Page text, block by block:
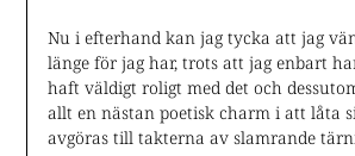
Nu i efterhand kan jag tycka att jag
länge för jag har, trots att jag enbart
haft väldigt roligt med det och
allt en nästan poetisk charm i att låta
avgöras till takterna av slamrande